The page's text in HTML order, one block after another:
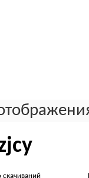
скачиваний